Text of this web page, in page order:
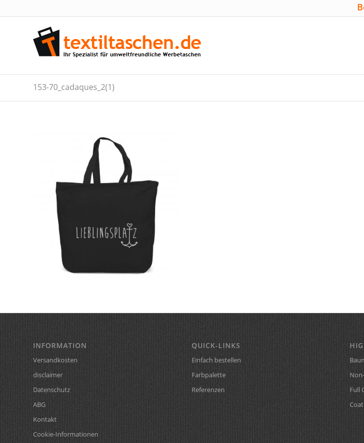
153-70_cadaques_2(1)
INFORMATION
Versandkosten
disclaimer
Datenschutz
ABG
Kontakt
Cookie-Informationen
QUICK-LINKS
Einfach bestellen
Farbpalette
Referenzen
Full